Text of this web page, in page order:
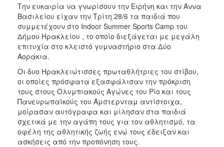
Την ευκαιρία να γνωρίσουν την Ειρήνη και την Άννα
Βασιλείου είχαν την Τρίτη 28/6 τα παιδιά που
συμμετέχουν στο Indoor Summer Sports Camp του
Δήμου Ηρακλείου , το οποίο διεξάγεται με μεγάλη
επιτυχία στο κλειστό γυμναστήριο στα Δύο
Αοράκια.
Οι δυο Ηρακλειώτισσες πρωταθλήτριες του στίβου,
οι οποίες πρόσφατα εξασφάλισαν την πρόκριση
τους στους Ολυμπιακούς Αγώνες του Ρίο και τους
Πανευρωπαϊκούς του Άμστερνταμ αντίστοιχα,
μοίρασαν αυτόγραφα και μίλησαν στα παιδιά
σχετικά με την αγάπη τους για τον αθλητισμό, τα
οφέλη της αθλητικής ζωής ενώ τους έδειξαν και
ασκήσεις από την προπόνηση τους.